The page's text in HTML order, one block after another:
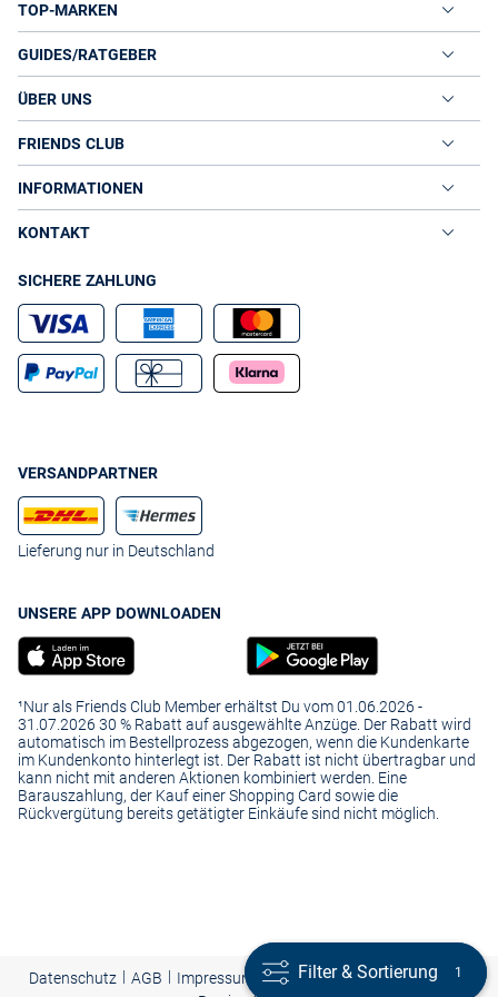
brillanten Farbtönen wie Fuchsia, Royal Blau oder Gelb setzten
trendige Akzente bei Freizeit-Outfits. Für den Abend sind dunkle
Töne und Metallic-Farben wie Silber genau richtig.
Strickpullunder - kombinationsstarke Trend-Pieces
Unifarbene V-Neck Stricktops verkörpern einen schnörkellosen Look.
Mit einer Bluse und einer Bundfaltenhose kombiniert, gelingt so ein
entspanntes Büro-Styling.
Argyle- und Zopfmusternsehen lässig zurJeansaus. Modelle
mit eingestrickten Streifen geben zu einfarbigen Zigarettenhosen
ein sportives Statement ab. Zusammen mit kurzem Faltenrock und
Dufflecoat runden gemusterte Strickpullunder den Brit-Chic ab.
Pullundertops mit aufwendigen Applikationen, die ein schlichtes
Outfit aufpeppen.
Stylische Pullunder für jeden Anlass bei VAN GRAAF
Mit einem deraktuellen Strickpullunder aus dem VAN GRAAF
Online Shop
geben Sie Outfits ohne großen Aufwand einen neuen
Strickpullunder inangesagten Trendfarben
GRAAF Shop ein kundenfreundlicher Service. Schnelle Lieferungen
und sichere Zahlung sind bei uns genauso selbstverständlich wie
Daten- und Käuferschutz. Entdecken Sie entspannt günstige Must-
TOP-MARKEN
GUIDES/RATGEBER
ÜBER UNS
FRIENDS CLUB
INFORMATIONEN
KONTAKT
SICHERE ZAHLUNG
VERSANDPARTNER
Lieferung nur in Deutschland
UNSERE APP DOWNLOADEN
¹Nur als Friends Club Member erhältst Du vom 01.06.2026 -
31.07.2026 30 % Rabatt auf ausgewählte Anzüge. Der Rabatt wird
automatisch im Bestellprozess abgezogen, wenn die Kundenkarte
im Kundenkonto hinterlegt ist. Der Rabatt ist nicht übertragbar und
kann nicht mit anderen Aktionen kombiniert werden. Eine
Barauszahlung, der Kauf einer Shopping Card sowie die
Rückvergütung bereits getätigter Einkäufe sind nicht möglich.
Datenschutz | AGB | Impressum | Cookie-Einstellungen | Presse
Filter & Sortierung 1
Filter & Sortierung 1